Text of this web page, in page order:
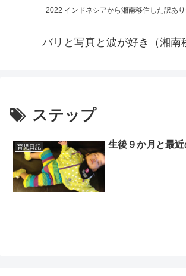
2022 インドネシアから湘南移住した訳あ
バリと写真と波が好き（湘南
ステップ
育児日記 生後９か月と最